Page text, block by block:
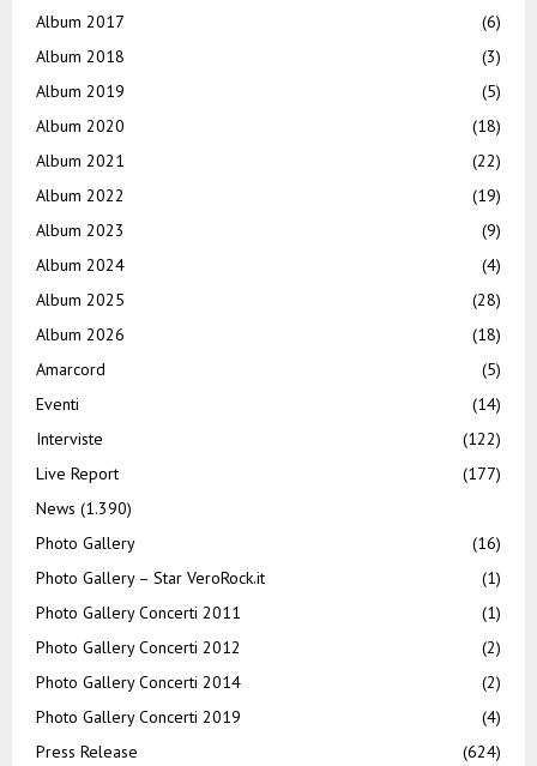
Album 2017
(6)
Album 2018
(3)
Album 2019
(5)
Album 2020
(18)
Album 2021
(22)
Album 2022
(19)
Album 2023
(9)
Album 2024
(4)
Album 2025
(28)
Album 2026
(18)
Amarcord
(5)
Eventi
(14)
Interviste
(122)
Live Report
(177)
News (1.390)
Photo Gallery
(16)
Photo Gallery – Star VeroRock.it
(1)
Photo Gallery Concerti 2011
(1)
Photo Gallery Concerti 2012
(2)
Photo Gallery Concerti 2014
(2)
Photo Gallery Concerti 2019
(4)
Press Release
(624)